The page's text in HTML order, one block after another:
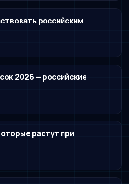
российским
2026 — российские
растут при